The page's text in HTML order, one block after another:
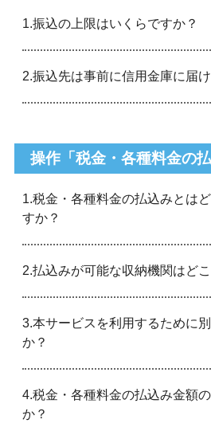
1.振込の上限はいくらですか？
2.振込先は事前に信用金庫に届
操作「税金・各種料金の
1.税金・各種料金の払込みとは
すか？
2.払込みが可能な収納機関はど
3.本サービスを利用するために
か？
4.税金・各種料金の払込み金額
か？